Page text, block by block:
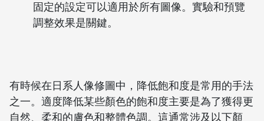
固定的設定可以適用於所有圖像。實驗和預覽
調整效果是關鍵。
有時候在日系人像修圖中，降低飽和度是常用的手法
之一。適度降低某些顏色的飽和度主要是為了獲得更
自然、柔和的膚色和整體色調。這通常涉及以下顏